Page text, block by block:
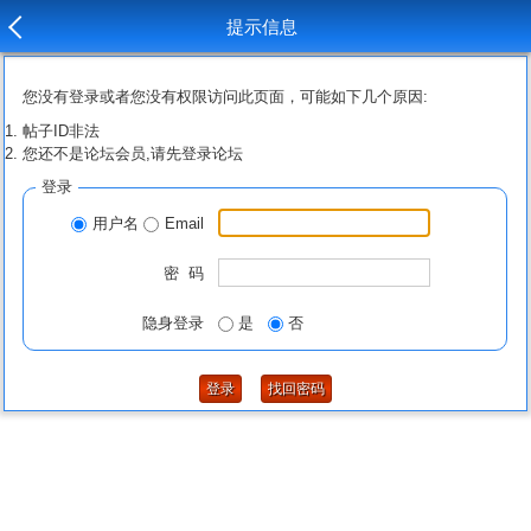
提示信息
您没有登录或者您没有权限访问此页面，可能如下几个原因:
帖子ID非法
您还不是论坛会员,请先登录论坛
登录
用户名 Email
密 码
隐身登录 是 否